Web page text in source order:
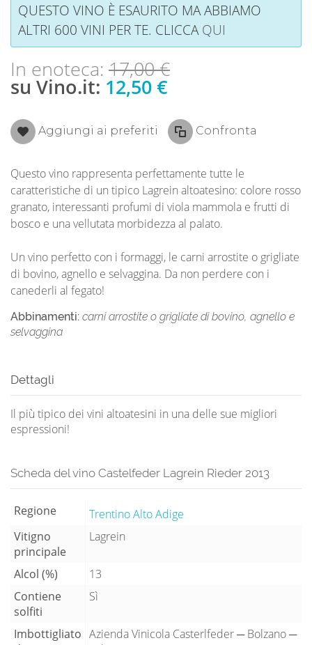
QUESTO VINO È ESAURITO MA ABBIAMO
ALTRI 600 VINI PER TE. CLICCAQUI
In enoteca: 17,00 €
su Vino.it: 12,50 €
Aggiungi ai preferiti Confronta
Questo vino rappresenta perfettamente tutte le
caratteristiche di un tipico Lagrein altoatesino: colore rosso
granato, interessanti profumi di viola mammola e frutti di
bosco e una vellutata morbidezza al palato.
Un vino perfetto con i formaggi, le carni arrostite o grigliate
di bovino, agnello e selvaggina. Da non perdere con i
canederli al fegato!
Abbinamenti: carni arrostite o grigliate di bovino, agnello e
selvaggina
Dettagli
Il più tipico dei vini altoatesini in una delle sue migliori
espressioni!
Scheda del vino Castelfeder Lagrein Rieder 2013
Regione
Trentino Alto Adige
Vitigno
principale
Lagrein
Alcol (%)
13
Contiene
solfiti
Sì
Imbottigliato Azienda Vinicola Casterlfeder ─ Bolzano ─